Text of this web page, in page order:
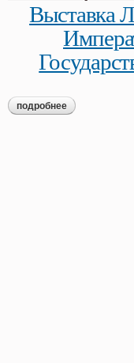
Выставка
подробнее о выставка
коллекций.